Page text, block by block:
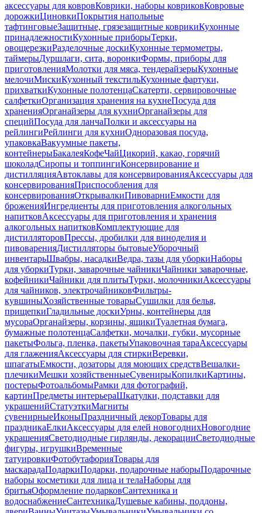
аксессуары для ковровКоврики, наборы ковриковКовровые
дорожкиЦиновкиПокрытия напольные
тафтинговыеЗащитные, грязезащитные коврикиКухонные
принадлежностиКухонные приборыТерки,
овощерезкиРазделочные доскиКухонные термометры,
таймерыДуршлаги, сита, воронкиФормы, приборы для
приготовленияМолотки для мяса, тендерайзерыКухонные
мелочиМискиКухонный текстильКухонные фартуки,
прихваткиКухонные полотенцаСкатерти, сервировочные
салфеткиОрганизация хранения на кухнеПосуда для
храненияОрганайзеры для кухниОрганайзеры для
специйПосуда для ланчаПолки и аксессуары на
рейлингиРейлинги для кухниОдноразовая посуда,
упаковкаВакуумные пакеты,
контейнерыБакалеяКофеЧайЦикорий, какао, горячий
шоколадСиропы и топпингиКонсервирование и
дистилляцияАвтоклавы для консервированияАксессуары для
консервированияПриспособления для
консервированияОткрывалкиПивоварниЕмкости для
броженияИнгредиенты для приготовления алкогольных
напитковАксессуары для приготовления и хранения
алкогольных напитковКомплектующие для
дистилляторовПрессы, дробилки для виноделия и
пивоваренияДистилляторы бытовыеУборочный
инвентарьШвабры, насадкиВедра, тазы для уборкиНаборы
для уборкиТурки, заварочные чайникиЧайники заварочные,
кофейникиЧайники для плитыТурки, молочникиАксессуары
для чайников, электрочайниковФильтры-
кувшиныХозяйственные товарыСушилки для белья,
прищепкиГладильные доскиУрны, контейнеры для
мусораОрганайзеры, корзины, ящикиТуалетная бумага,
бумажные полотенцаСалфетки, мочалки, губки, мусорные
пакетыФольга, пленка, пакетыУпаковочная тараАксессуары
для глаженияАксессуары для стиркиВеревки,
шпагатыЕмкости, дозаторы для моющих средствВешалки-
плечикиМешки хозяйственныеСувенирыКопилкиКартины,
постерыФотоальбомыРамки для фотографий,
картинПредметы интерьераШкатулки, подставки для
украшенийСтатуэткиМагниты
сувенирныеИконыПраздничный декорТовары для
праздникаЕлкиАксессуары для елей новогоднихНовогодние
украшенияСветодиодные гирлянды, декорацииСветодиодные
фигуры, игрушкиВременные
татуировкиФотобутафорияТовары для
маскарадаПодаркиПодарки, подарочные наборыПодарочные
наборы косметики для лица и телаНаборы для
бритьяОформление подарковСантехника и
водоснабжениеСантехникаДушевые кабины, поддоны,